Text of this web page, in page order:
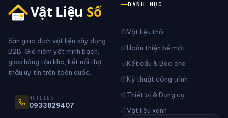
Sàn giao dịch vật liệu xây dựng
B2B. Giá niêm yết minh bạch,
giao hàng tận kho, kết nối thợ
thầu uy tín trên toàn quốc.
HOTLINE
0933829407
DANH MỤC
Vật liệu thô
Hoàn thiện bề mặt
Kết cấu & Bao che
Kỹ thuật công trình
Thiết bị & Dụng cụ
Vật liệu xanh